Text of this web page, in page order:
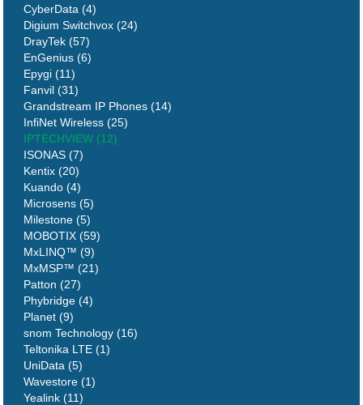
CyberData (4)
Digium Switchvox (24)
DrayTek (57)
EnGenius (6)
Epygi (11)
Fanvil (31)
Grandstream IP Phones (14)
InfiNet Wireless (25)
IPTECHVIEW (12)
ISONAS (7)
Kentix (20)
Kuando (4)
Microsens (5)
Milestone (5)
MOBOTIX (59)
MxLINQ™ (9)
MxMSP™ (21)
Patton (27)
Phybridge (4)
Planet (9)
snom Technology (16)
Teltonika LTE (1)
UniData (5)
Wavestore (1)
Yealink (11)